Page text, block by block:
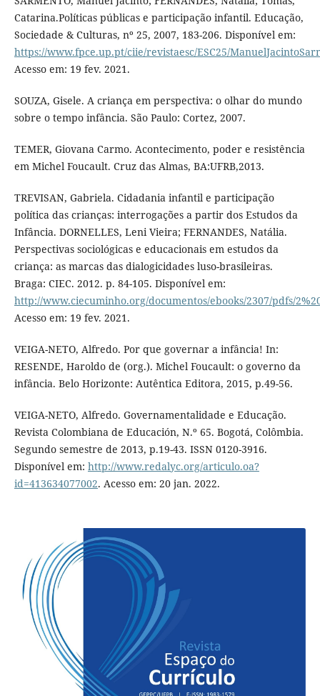
Catarina.Políticas públicas e participação infantil. Educação,
Sociedade & Culturas, nº 25, 2007, 183-206. Disponível em:
https://www.fpce.up.pt/ciie/revistaesc/ESC25/
Acesso em: 19 fev. 2021.
SOUZA, Gisele. A criança em perspectiva: o olhar do mundo
sobre o tempo infância. São Paulo: Cortez, 2007.
TEMER, Giovana Carmo. Acontecimento, poder e resistência
em Michel Foucault. Cruz das Almas, BA:UFRB,2013.
TREVISAN, Gabriela. Cidadania infantil e participação
política das crianças: interrogações a partir dos Estudos da
Infância. DORNELLES, Leni Vieira; FERNANDES, Natália.
Perspectivas sociológicas e educacionais em estudos da
criança: as marcas das dialogicidades luso-brasileiras.
Braga: CIEC. 2012. p. 84-105. Disponível em:
http://www.ciecuminho.org/documentos/ebooks/2307/pdfs/
Acesso em: 19 fev. 2021.
VEIGA-NETO, Alfredo. Por que governar a infância! In:
RESENDE, Haroldo de (org.). Michel Foucault: o governo da
infância. Belo Horizonte: Autêntica Editora, 2015, p.49-56.
VEIGA-NETO, Alfredo. Governamentalidade e Educação.
Revista Colombiana de Educación, N.º 65. Bogotá, Colômbia.
Segundo semestre de 2013, p.19-43. ISSN 0120-3916.
Disponível em: http://www.redalyc.org/articulo.oa?
id=413634077002. Acesso em: 20 jan. 2022.